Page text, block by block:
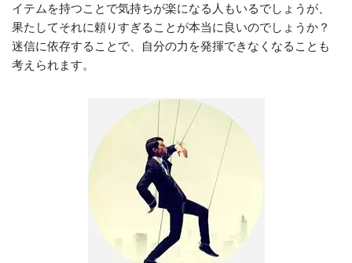
イテムを持つことで気持ちが楽になる人もいるでしょうが、
果たしてそれに頼りすぎることが本当に良いのでしょうか？
迷信に依存することで、自分の力を発揮できなくなることも
考えられます。